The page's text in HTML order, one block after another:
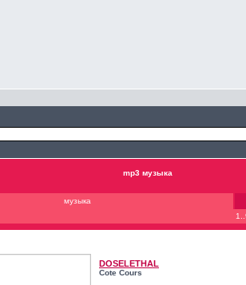
mp3 музыка
музыка
DOSELETHAL
Cote Cours